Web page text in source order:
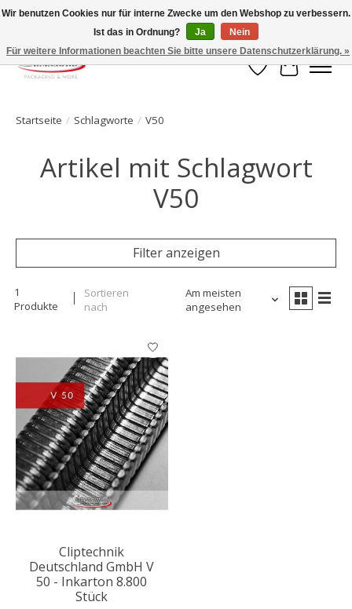
Ihr Onlineshop für Clipverschlusstechnik!
Wunschzettel
Ihr
Startseite / Schlagworte / V50
Artikel mit Schlagwort
V50
Filter anzeigen
1
Produkte
Sortieren
nach
Am meisten
angesehen
Cliptechnik
Deutschland GmbH V
50 - Inkarton 8.800
Stück
Wir benutzen Cookies nur für interne Zwecke um den Webshop zu verbessern.
Ist das in Ordnung?
Ja
Nein
Für weitere Informationen beachten Sie bitte unsere Datenschutzerklärung. »